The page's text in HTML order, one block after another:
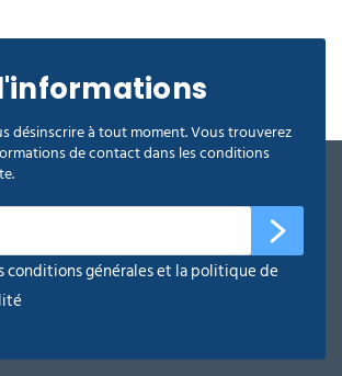
désinscrire à tout moment. Vous trouverez
de contact dans les conditions
conditions générales et la politique de